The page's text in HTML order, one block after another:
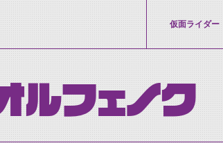
仮面ライダー
ルフェノク